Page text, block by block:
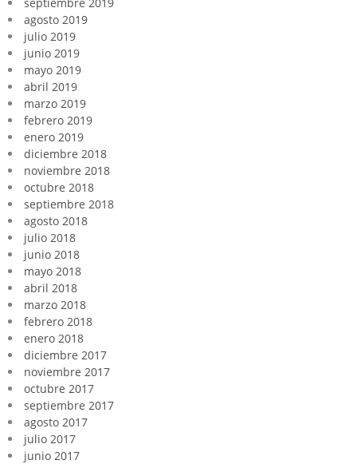
septiembre 2019
agosto 2019
julio 2019
junio 2019
mayo 2019
abril 2019
marzo 2019
febrero 2019
enero 2019
diciembre 2018
noviembre 2018
octubre 2018
septiembre 2018
agosto 2018
julio 2018
junio 2018
mayo 2018
abril 2018
marzo 2018
febrero 2018
enero 2018
diciembre 2017
noviembre 2017
octubre 2017
septiembre 2017
agosto 2017
julio 2017
junio 2017